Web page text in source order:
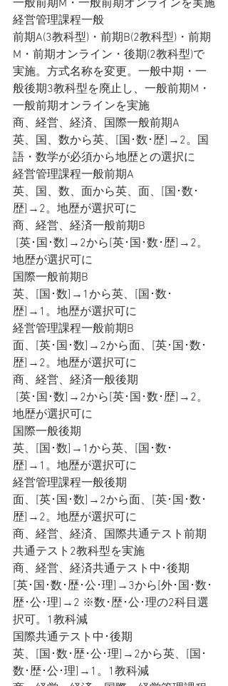
一般前期M・一般前期オンラインを実施
経営管理課程一般
前期A(3教科型)・前期B(2教科型)・前期
M・前期オンライン・後期(2教科型)で
実施。方式名称を変更。一般中期・一
般後期3教科型を廃止し、一般前期M・
一般前期オンラインを実施
商、経営、経済、国際一般前期A
英、国、数から英、[国･数･歴]→2。国
語・数学が必須から地歴との選択に
経営管理課程一般前期A
英、国、数、面から英、面、[国･数･
歴]→2。地歴が選択可に
商、経営、経済一般前期B
地歴が選択可に
国際一般前期B
英、[国･数]→1から英、[国･数･
歴]→1。地歴が選択可に
経営管理課程一般前期B
面、[英･国･数]→2から面、[英･国･数･
歴]→2。地歴が選択可に
商、経営、経済一般後期
地歴が選択可に
国際一般後期
英、[国･数]→1から英、[国･数･
歴]→1。地歴が選択可に
経営管理課程一般後期
面、[英･国･数]→2から面、[英･国･数･
歴]→2。地歴が選択可に
商、経営、経済、国際共通テスト前期
共通テスト2教科型を実施
商、経営、経済共通テスト中･後期
[英･国･数･歴･公･理]→3から[外･国･数･
歴･公･理]→2 ※数･歴･公･理の2科目選
択可。1教科減
国際共通テスト中･後期
英、[国･数･歴･公･理]→2から英、[国･
数･歴･公･理]→1。1教科減